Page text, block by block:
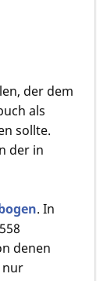
der dem
als
sollte.
der in
. In
denen
nur